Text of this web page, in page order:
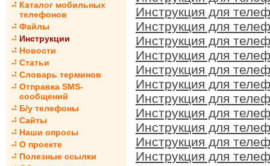
Каталог мобильных
телефонов
Файлы
Инструкции
Новости
Статьи
Словарь терминов
Отправка SMS-
сообщений
Б/у телефоны
Сайты
Наши опросы
О проекте
Полезные ссылки
Инструкция для
Инструкция для
Инструкция для
Инструкция для
Инструкция для
Инструкция для
Инструкция для
Инструкция для
Инструкция для
Инструкция для
Инструкция для